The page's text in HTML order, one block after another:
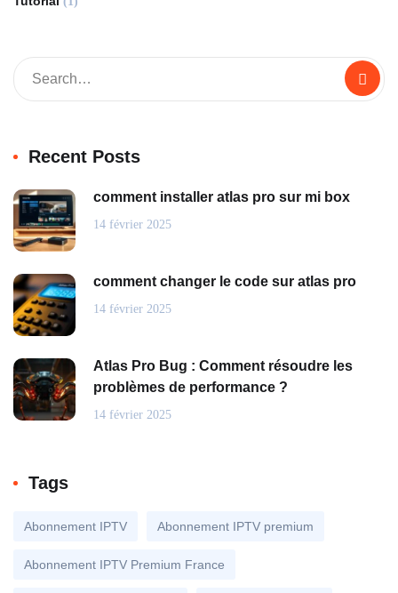
Recent Posts
comment installer atlas pro sur mi box
14 février 2025
comment changer le code sur atlas pro
14 février 2025
Atlas Pro Bug : Comment résoudre les
problèmes de performance ?
14 février 2025
Tags
Abonnement IPTV Abonnement IPTV premium
Abonnement IPTV Premium France